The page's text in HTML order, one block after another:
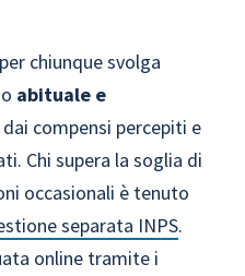
chiunque svolga
abituale e
compensi percepiti e
Chi supera la soglia di
occasionali è tenuto
separata INPS.
online tramite i